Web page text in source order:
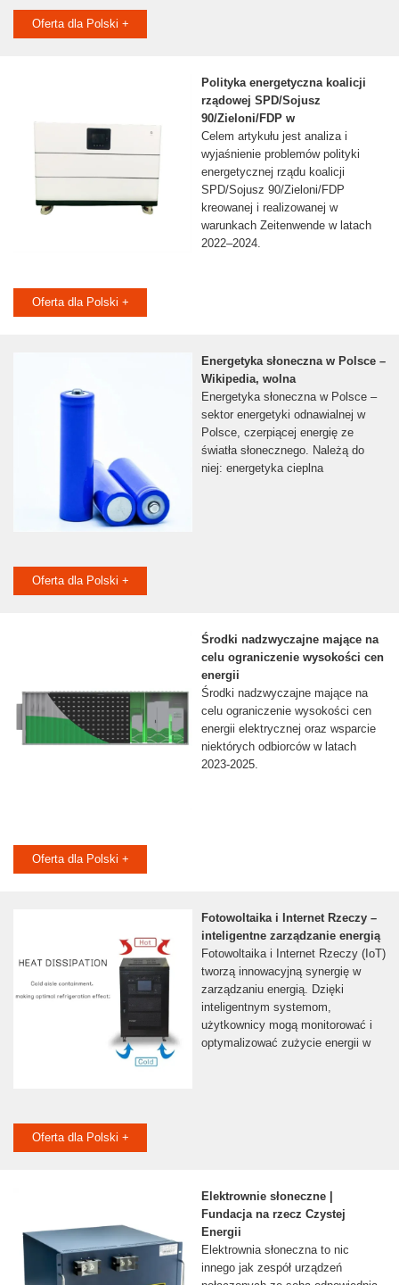
Oferta dla Polski +
Polityka energetyczna koalicji
rządowej SPD/Sojusz
90/Zieloni/FDP w
Celem artykułu jest analiza i
wyjaśnienie problemów polityki
energetycznej rządu koalicji
SPD/Sojusz 90/Zieloni/FDP
kreowanej i realizowanej w
warunkach Zeitenwende w latach
2022–2024.
Oferta dla Polski +
Energetyka słoneczna w Polsce –
Wikipedia, wolna
Energetyka słoneczna w Polsce –
sektor energetyki odnawialnej w
Polsce, czerpiącej energię ze
światła słonecznego. Należą do
niej: energetyka cieplna
Oferta dla Polski +
Środki nadzwyczajne mające na
celu ograniczenie wysokości cen
energii
Środki nadzwyczajne mające na
celu ograniczenie wysokości cen
energii elektrycznej oraz wsparcie
niektórych odbiorców w latach
2023-2025.
Oferta dla Polski +
Fotowoltaika i Internet Rzeczy –
inteligentne zarządzanie energią
Fotowoltaika i Internet Rzeczy (IoT)
tworzą innowacyjną synergię w
zarządzaniu energią. Dzięki
inteligentnym systemom,
użytkownicy mogą monitorować i
optymalizować zużycie energii w
Oferta dla Polski +
Elektrownie słoneczne |
Fundacja na rzecz Czystej
Energii
Elektrownia słoneczna to nic
innego jak zespół urządzeń